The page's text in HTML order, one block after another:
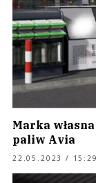
Marka
paliw Avia
22.05.2023 / 15:29